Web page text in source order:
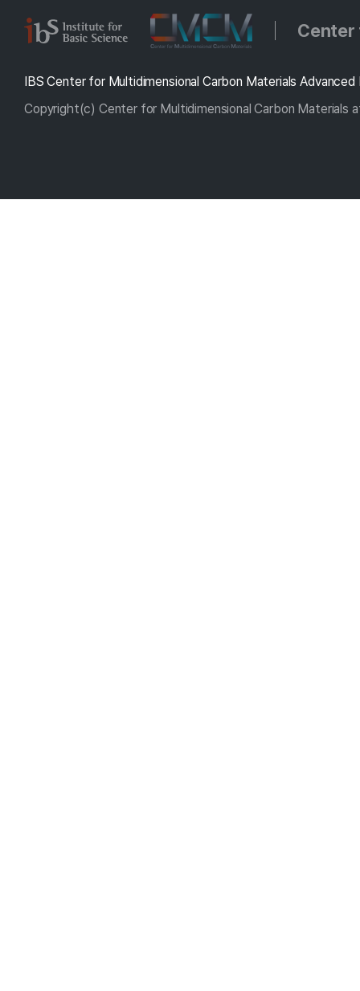
Center
IBS Center for Multidimensional Carbon Materials
Copyright(c) Center for Multidimensional Carbon Materials